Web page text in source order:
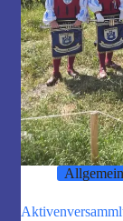
Allgemein